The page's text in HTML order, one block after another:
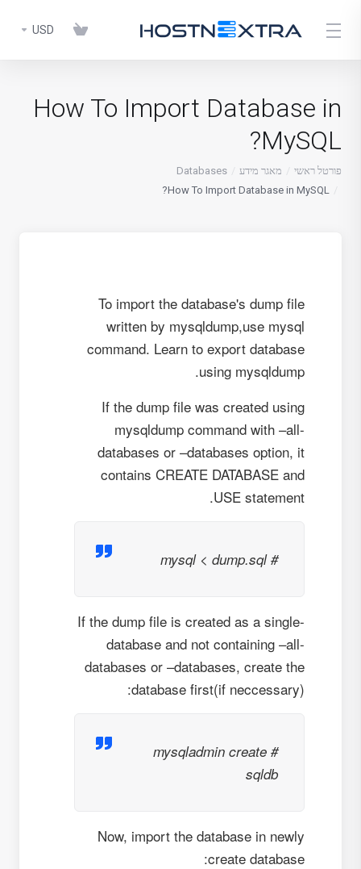
USD
How To Import Database in
MySQL?
פורטל ראשי מאגר מידע
Databases
How To Import Database in MySQL?
To import the database's dump file
written by mysqldump,use mysql
command. Learn to export database
using mysqldump.
If the dump file was created using
mysqldump command with –all-
databases or –databases option, it
contains CREATE DATABASE and
USE statement.
# mysql < dump.sql
If the dump file is created as a single-
database and not containing –all-
databases or –databases, create the
database first(if neccessary):
# mysqladmin create
sqldb
Now, import the database in newly
create database: